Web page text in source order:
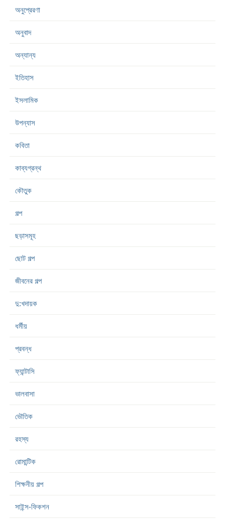
অনুপ্রেরণা
অনুবাদ
অন্যান্য
ইতিহাস
ইসলামিক
উপন্যাস
কবিতা
কাব্যগ্রন্থ
কৌতুক
গল্প
ছড়াসমূহ
ছোট গল্প
জীবনের গল্প
দু:খদায়ক
ধর্মীয়
প্রবন্ধ
ফ্যান্টাসি
ভালবাসা
ভৌতিক
রহস্য
রোমান্টিক
শিক্ষনীয় গল্প
সাইন্স-ফিকশন